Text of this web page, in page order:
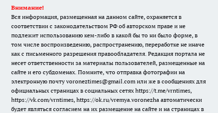
Внимание!
Вся информация, размещенная на данном сайте, охраняется в
соответствии с законодательством РФ об авторском праве и не
подлежит использованию кем-либо в какой бы то ни было форме, в
том числе воспроизведению, распространению, переработке не иначе
как с письменного разрешения правообладателя. Редакция портала не
несет ответственности за материалы пользователей, размещенные на
сайте и его субдоменах. Помните, что отправка фотографии на
электронную почту voroneztimes@gmail.com или же в сообщениях для
официальных страницах в социальных сетях https://t.me/vrntimes,
https://vk.com/vrntimes, https://ok.ru/vremya.voronezha автоматически
будет являться согласием на их размещение на сайте и на страницах в